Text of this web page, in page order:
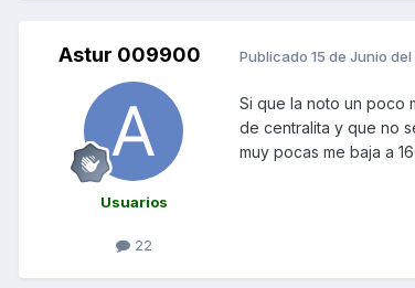
Astur 009900
Usuarios
22
Publicado 15 de Junio del
Si que la noto un poco
de centralita y que no
muy pocas me baja a